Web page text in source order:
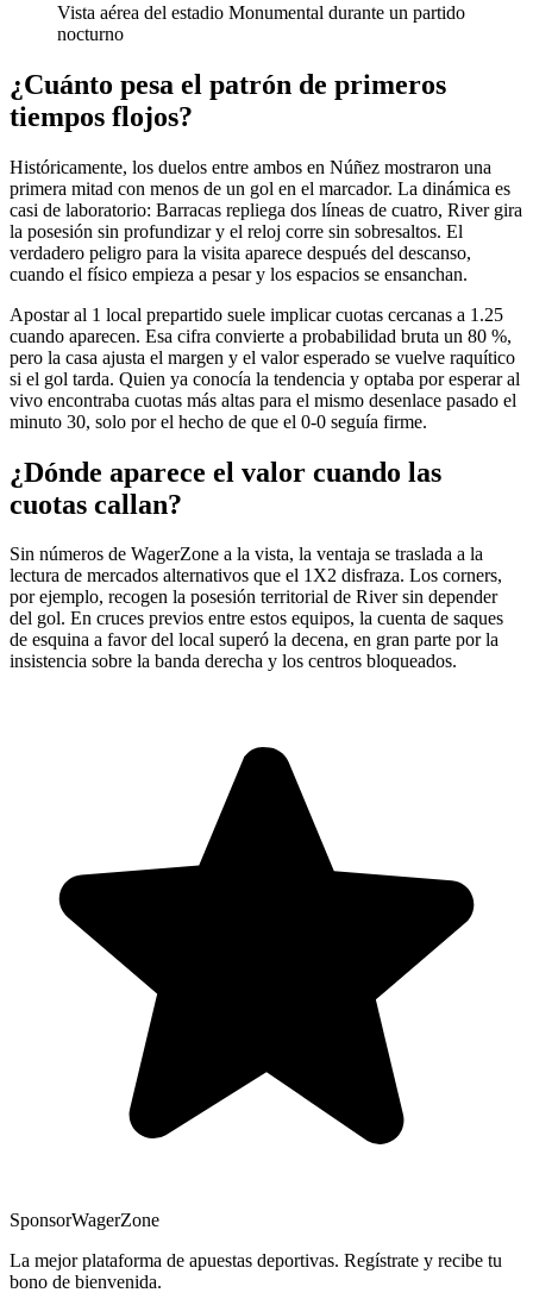
Vista aérea del estadio Monumental durante un partido
nocturno
¿Cuánto pesa el patrón de primeros
tiempos flojos?
Históricamente, los duelos entre ambos en Núñez mostraron una
primera mitad con menos de un gol en el marcador. La dinámica es
casi de laboratorio: Barracas repliega dos líneas de cuatro, River gira
la posesión sin profundizar y el reloj corre sin sobresaltos. El
verdadero peligro para la visita aparece después del descanso,
cuando el físico empieza a pesar y los espacios se ensanchan.
Apostar al 1 local prepartido suele implicar cuotas cercanas a 1.25
cuando aparecen. Esa cifra convierte a probabilidad bruta un 80 %,
pero la casa ajusta el margen y el valor esperado se vuelve raquítico
si el gol tarda. Quien ya conocía la tendencia y optaba por esperar al
vivo encontraba cuotas más altas para el mismo desenlace pasado el
minuto 30, solo por el hecho de que el 0-0 seguía firme.
¿Dónde aparece el valor cuando las
cuotas callan?
Sin números de WagerZone a la vista, la ventaja se traslada a la
lectura de mercados alternativos que el 1X2 disfraza. Los corners,
por ejemplo, recogen la posesión territorial de River sin depender
del gol. En cruces previos entre estos equipos, la cuenta de saques
de esquina a favor del local superó la decena, en gran parte por la
insistencia sobre la banda derecha y los centros bloqueados.
SponsorWagerZone
La mejor plataforma de apuestas deportivas. Regístrate y recibe tu
bono de bienvenida.